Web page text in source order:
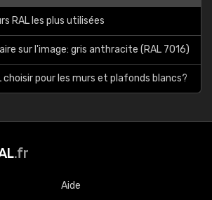
RAL les plus utilisées
sur l'image: gris anthracite (RAL 7016)
choisir pour les murs et plafonds blancs?
.fr
Aide